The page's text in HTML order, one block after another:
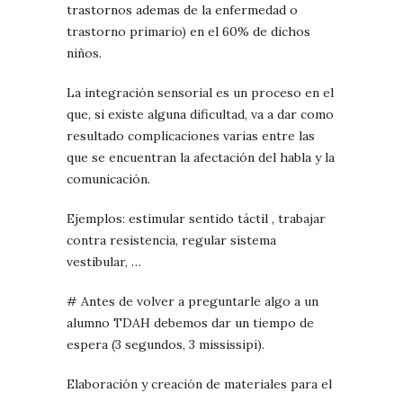
trastornos ademas de la enfermedad o
trastorno primario) en el 60% de dichos
niños.
La integración sensorial es un proceso en el
que, si existe alguna dificultad, va a dar como
resultado complicaciones varias entre las
que se encuentran la afectación del habla y la
comunicación.
Ejemplos: estimular sentido táctil , trabajar
contra resistencia, regular sistema
vestibular, …
# Antes de volver a preguntarle algo a un
alumno TDAH debemos dar un tiempo de
espera (3 segundos, 3 mississipi).
Elaboración y creación de materiales para el